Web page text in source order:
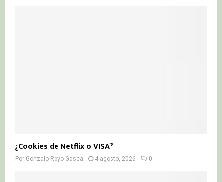
¿Cookies de Netflix o VISA?
Por Gonzalo Royo Gasca 4 agosto, 2026 0